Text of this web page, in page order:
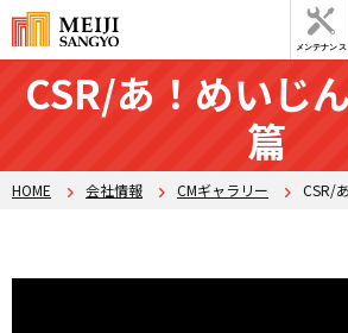
メンテナンス
CSR/あ！めいじ
篇
HOME 会社情報 CMギャラリー CSR/